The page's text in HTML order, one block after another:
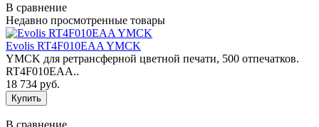
В сравнение
Недавно просмотренные товары
Evolis RT4F010EAA YMCK
YMCK для ретрансферной цветной печати, 500 отпечатков.
RT4F010EAA..
18 734 руб.
В сравнение